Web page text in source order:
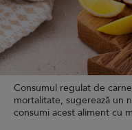
Consumul regulat de
mortalitate, sugerează un
consumi acest aliment cu